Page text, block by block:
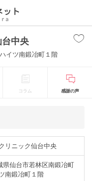
中央
イツ南鍛冶町１階
コラム 感謝の声
リニック仙台中央
仙台市若林区南鍛冶町
南鍛冶町１階